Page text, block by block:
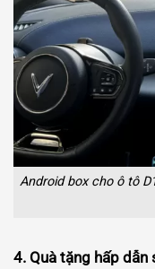
Android box cho ô tô
4. Quà tặng hấp